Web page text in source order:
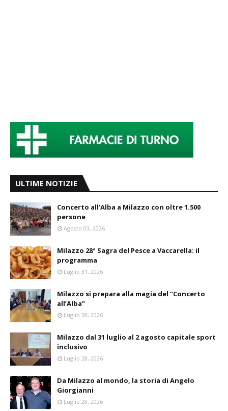
ULTIME NOTIZIE
Concerto all’Alba a Milazzo con oltre 1.500
persone
Agosto 03, 2026
Milazzo 28ª Sagra del Pesce a Vaccarella: il
programma
Luglio 31, 2026
Milazzo si prepara alla magia del “Concerto
all’Alba”
Luglio 28, 2026
Milazzo dal 31 luglio al 2 agosto capitale sport
inclusivo
Luglio 28, 2026
Da Milazzo al mondo, la storia di Angelo
Giorgianni
Luglio 28, 2026